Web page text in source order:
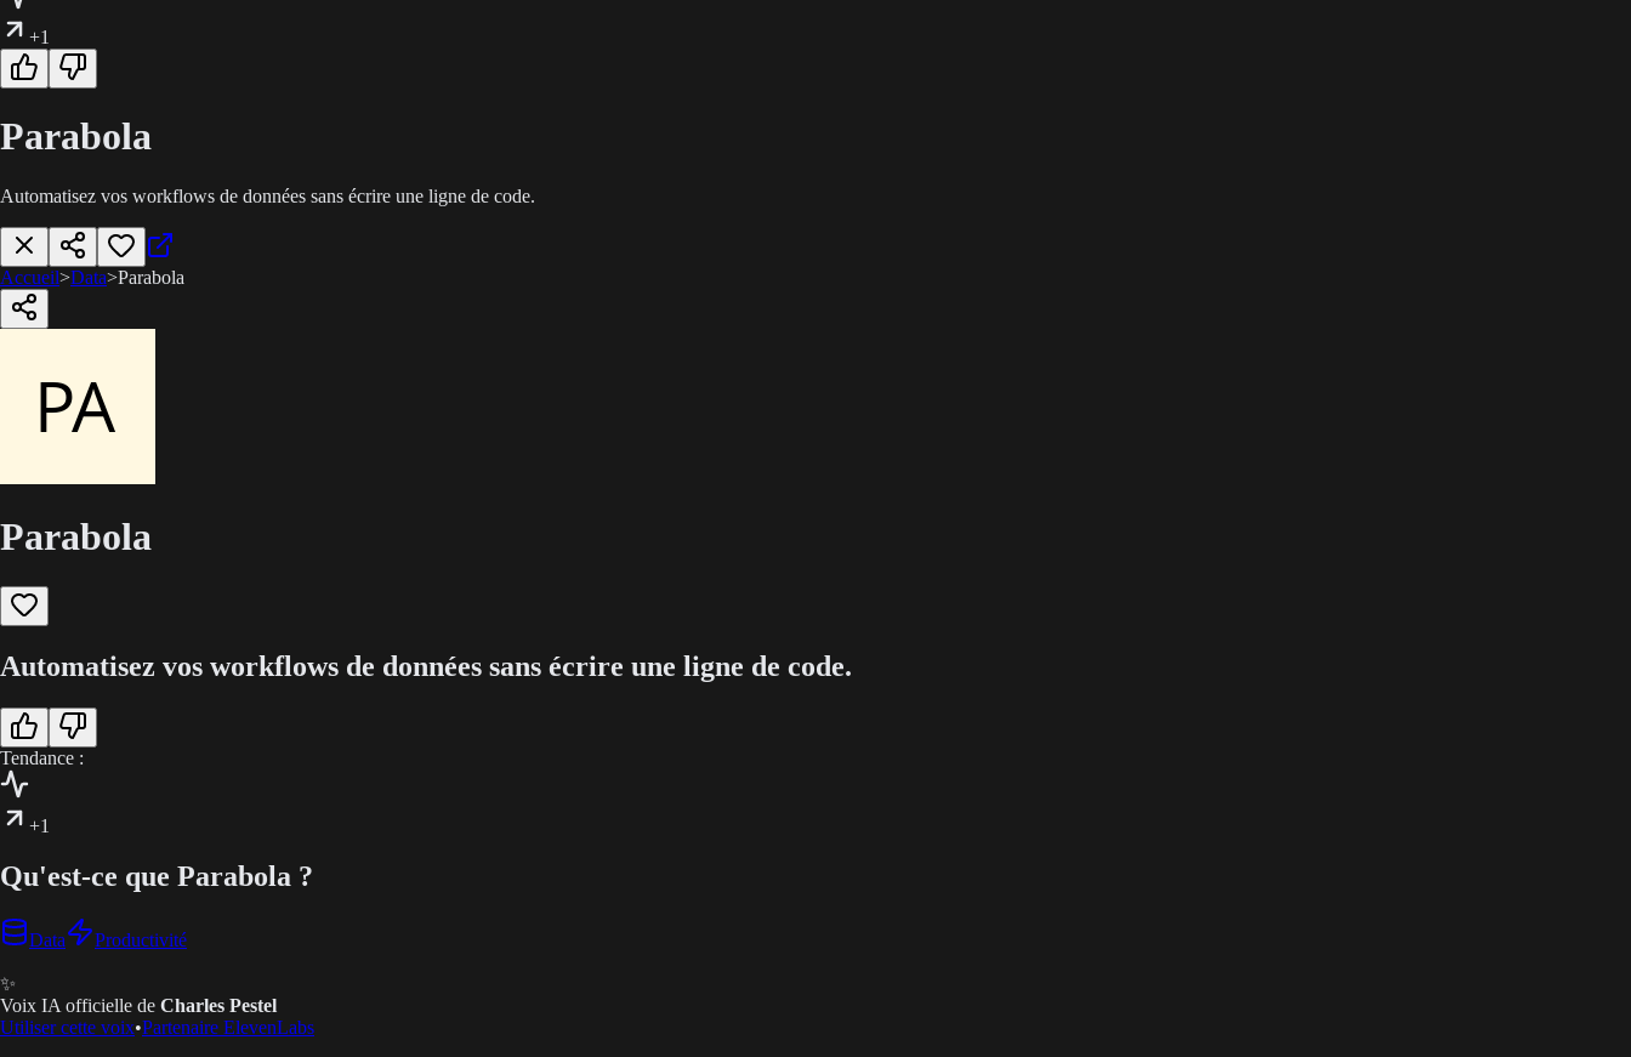
+1
Parabola
Automatisez vos workflows de données sans écrire une ligne de code.
Accueil>Data>Parabola
Parabola
Automatisez vos workflows de données sans écrire une ligne de code.
Tendance :
+1
Qu'est-ce que Parabola ?
Data Productivité
✨
Voix IA officielle de Charles Pestel
Utiliser cette voix•Partenaire ElevenLabs